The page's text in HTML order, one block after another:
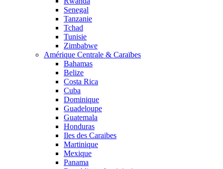
Senegal
Tanzanie
Tchad
Tunisie
Zimbabwe
Amérique Centrale & Caraïbes
Bahamas
Belize
Costa Rica
Cuba
Dominique
Guadeloupe
Guatemala
Honduras
Iles des Caraibes
Martinique
Mexique
Panama